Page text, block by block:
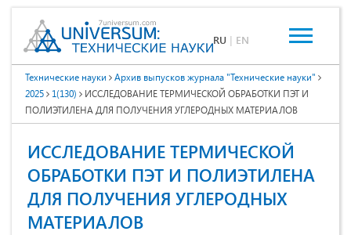
RU | EN
Технические науки
Архив выпусков журнала "Технические науки"
2025
1(130)
ИССЛЕДОВАНИЕ ТЕРМИЧЕСКОЙ ОБРАБОТКИ ПЭТ И
ПОЛИЭТИЛЕНА ДЛЯ ПОЛУЧЕНИЯ УГЛЕРОДНЫХ МАТЕРИАЛОВ
ИССЛЕДОВАНИЕ ТЕРМИЧЕСКОЙ
ОБРАБОТКИ ПЭТ И ПОЛИЭТИЛЕНА
ДЛЯ ПОЛУЧЕНИЯ УГЛЕРОДНЫХ
МАТЕРИАЛОВ